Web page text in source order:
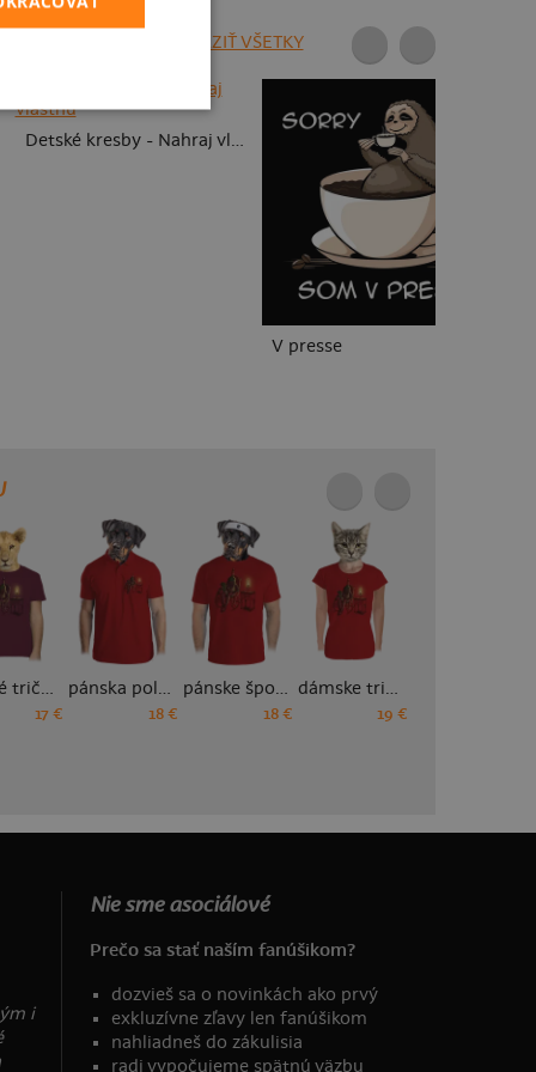
ZOBRAZIŤ VŠETKY
Detské kresby - Nahraj vlastnú
V presse
detské tričko
17 €
pánska polokošeľa
18 €
pánske športové tričko
18 €
dámske tričko prémium
19 €
i
Nie sme asociálové
Prečo sa stať naším fanúšikom?
dozvieš sa o novinkách ako prvý
exkluzívne zľavy len fanúšikom
nahliadneš do zákulisia
radi vypočujeme spätnú väzbu